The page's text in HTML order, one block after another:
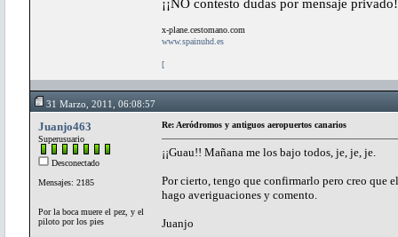
¡¡NO contesto dudas por mensaje
x-plane.cestomano.com
www.spainuhd.es
[
31 Marzo, 2011, 06:08:57
Juanjo463
Superusuario
Desconectado
Mensajes: 2185
Por la boca muere el pez, y el
piloto por los pies
Re: Aeródromos y antiguos aeropuertos canarios
¡¡Guau!! Mañana me los bajo todos, je, je, je.
Por cierto, tengo que confirmarlo pero creo que
hago averiguaciones y comento.
Juanjo